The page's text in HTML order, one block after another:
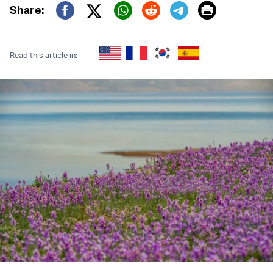
Share:
Twitter (X)
Print
Read this article in: